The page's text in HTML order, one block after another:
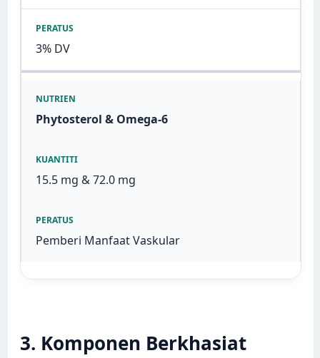
3% DV
Phytosterol & Omega-6
15.5 mg & 72.0 mg
Pemberi Manfaat Vaskular
3. Komponen Berkhasiat